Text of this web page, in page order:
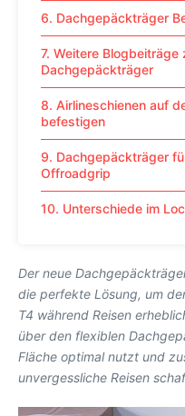
6. Dachgepäckträger
7. Weitere Blogbeiträge
Dachgepäckträger
8. Airlineschienen auf
befestigen
9. Dachgepäckträger
Offroadgrip
10. Unterschiede im
Der neue
die perfekte Lösung, um
T4 während Reisen
über den flexiblen
Fläche optimal nutzt und
unvergessliche Reisen